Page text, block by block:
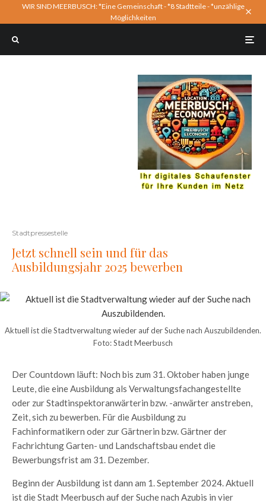
WIR SIND MEERBUSCH: *Eine Gemeinschaft - *8 Stadtteile - *unzählige
Möglichkeiten
Stadtpressestelle
Jetzt schnell sein und für das
Ausbildungsjahr 2025 bewerben
Aktuell ist die Stadtverwaltung wieder auf der Suche nach Auszubildenden.
Foto: Stadt Meerbusch
Der Countdown läuft: Noch bis zum 31. Oktober haben junge
Leute, die eine Ausbildung als Verwaltungsfachangestellte
oder zur Stadtinspektoranwärterin bzw. -anwärter anstreben,
Zeit, sich zu bewerben. Für die Ausbildung zu
Fachinformatikern oder zur Gärtnerin bzw. Gärtner der
Fachrichtung Garten- und Landschaftsbau endet die
Bewerbungsfrist am 31. Dezember.
Beginn der Ausbildung ist dann am 1. September 2024. Aktuell
ist die Stadt Meerbusch auf der Suche nach Azubis in vier